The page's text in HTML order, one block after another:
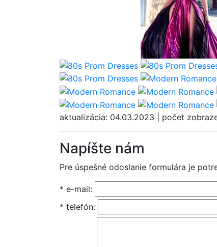
aktualizácia: 04.03.2023 | počet
Napíšte nám
Pre úspešné odoslanie formulára je
* e-mail:
* telefón: